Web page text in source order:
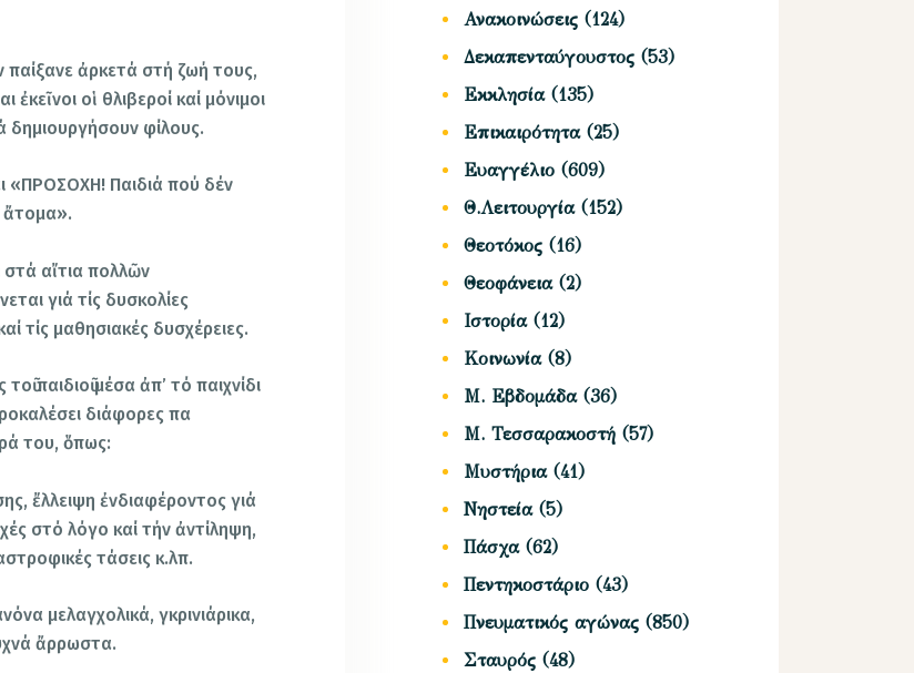
παίξανε ἀρκετά στή ζωή τους,
οἱ θλιβεροί καί μόνιμοι
δημιουργήσουν φίλους.
«ΠΡΟΣΟΧΗ! Παιδιά πού δέν
ἄτομα».
στά αἴτια πολλῶν
γιά τίς δυσκολίες
τίς μαθησιακές δυσχέρειες.
παιδιοῦ μέσα ἀπ’ τό παιχνίδι
διάφορες πα
του, ὅπως:
ἔλλειψη ἐνδιαφέροντος γιά
στό λόγο καί τήν ἀντίληψη,
τάσεις κ.λπ.
μελαγχολικά, γκρινιάρικα,
ἄρρωστα.
Ανακοινώσεις (124)
Δεκαπενταύγουστος (53)
Εκκλησία(135)
Επικαιρότητα(25)
Ευαγγέλιο (609)
Θ.Λειτουργία(152)
Θεοτόκος (16)
Θεοφάνεια(2)
Ιστορία(12)
Κοινωνία(8)
Μ. Εβδομάδα(36)
Μ. Τεσσαρακοστή (57)
Μυστήρια(41)
Νηστεία(5)
Πάσχα(62)
Πεντηκοστάριο (43)
Πνευματικός αγώνας (850)
Σταυρός (48)